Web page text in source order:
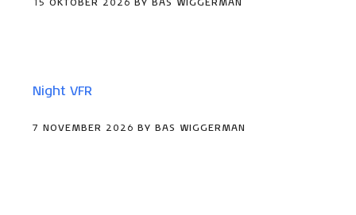
15 OKTOBER 2026 BY BAS WIGGERMAN
Night VFR
7 NOVEMBER 2026 BY BAS WIGGERMAN